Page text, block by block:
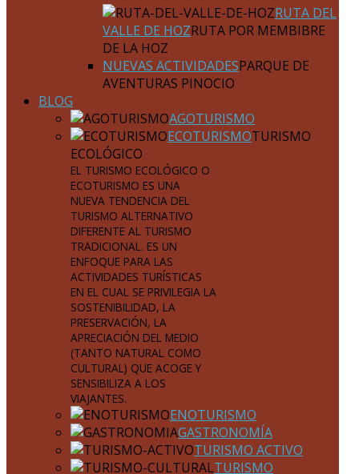
RUTA DEL
VALLE DE HOZRUTA POR MEMBIBRE
DE LA HOZ
NUEVAS ACTIVIDADESPARQUE DE
AVENTURAS PINOCIO
BLOG
AGOTURISMO
ECOTURISMOTURISMO
ECOLÓGICO
EL TURISMO ECOLÓGICO O
ECOTURISMO ES UNA
NUEVA TENDENCIA DEL
TURISMO ALTERNATIVO
DIFERENTE AL TURISMO
TRADICIONAL. ES UN
ENFOQUE PARA LAS
ACTIVIDADES TURÍSTICAS
EN EL CUAL SE PRIVILEGIA LA
SOSTENIBILIDAD, LA
PRESERVACIÓN, LA
APRECIACIÓN DEL MEDIO
(TANTO NATURAL COMO
CULTURAL) QUE ACOGE Y
SENSIBILIZA A LOS
VIAJANTES.
ENOTURISMO
GASTRONOMÍA
TURISMO ACTIVO
TURISMO